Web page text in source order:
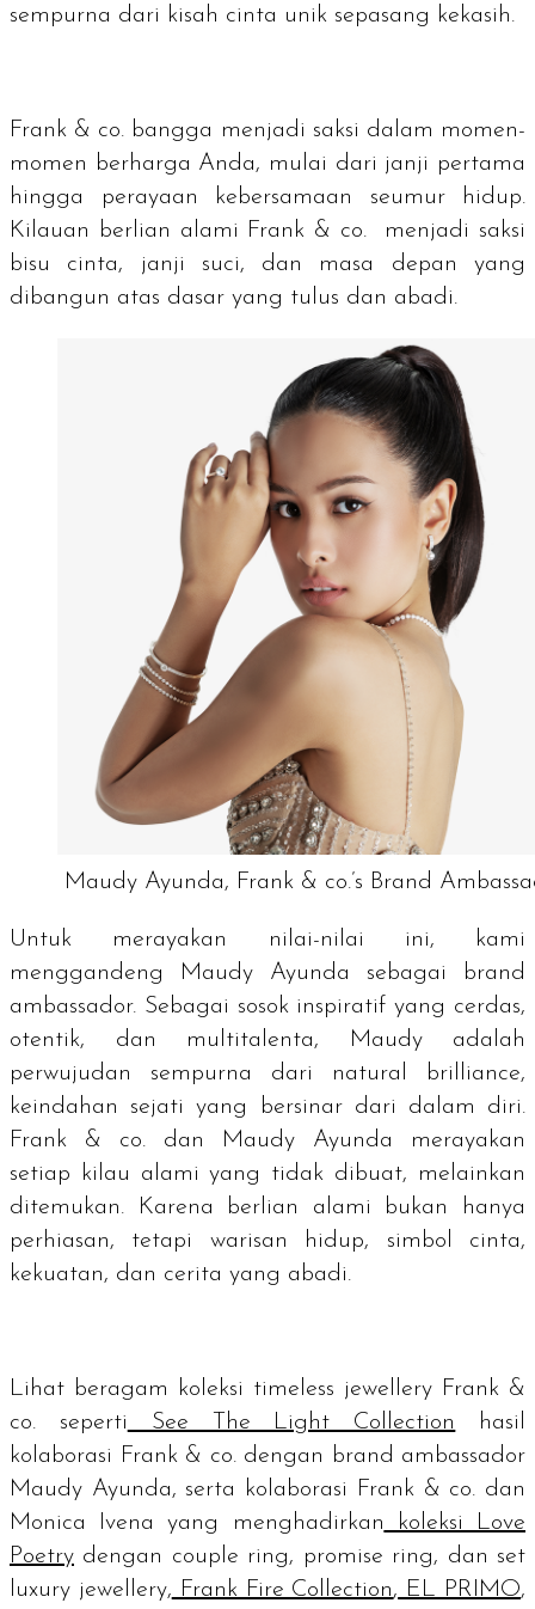
sempurna dari kisah cinta unik sepasang kekasih.
Frank & co. bangga menjadi saksi dalam momen-
momen berharga Anda, mulai dari janji pertama
hingga perayaan kebersamaan seumur hidup.
Kilauan berlian alami Frank & co. menjadi saksi
bisu cinta, janji suci, dan masa depan yang
dibangun atas dasar yang tulus dan abadi.
Maudy Ayunda, Frank & co.’s Brand
Untuk merayakan nilai-nilai ini, kami
menggandeng Maudy Ayunda sebagai
brand
ambassador. Sebagai sosok inspiratif yang cerdas,
otentik, dan multitalenta, Maudy adalah
perwujudan sempurna dari natural brilliance,
keindahan sejati yang bersinar dari dalam diri.
Frank & co. dan Maudy Ayunda merayakan
setiap kilau alami yang tidak dibuat, melainkan
ditemukan. Karena berlian alami bukan hanya
perhiasan, tetapi warisan hidup, simbol cinta,
kekuatan, dan cerita yang abadi.
Lihat beragam koleksi timeless jewellery Frank &
co. seperti See The Light Collection
hasil
kolaborasi Frank & co. dengan brand ambassador
Maudy Ayunda, serta kolaborasi Frank & co. dan
Monica Ivena yang menghadirkan koleksi Love
Poetry dengan couple ring, promise ring, dan set
luxury jewellery, Frank Fire Collection, EL PRIMO,